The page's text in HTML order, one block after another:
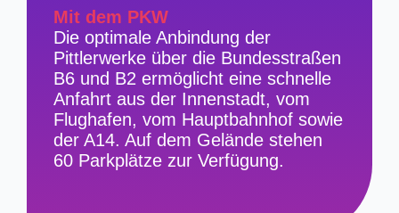
Mit dem PKW
Die optimale Anbindung der
Pittlerwerke über die Bundesstraßen
B6 und B2 ermöglicht eine schnelle
Anfahrt aus der Innenstadt, vom
Flughafen, vom Hauptbahnhof sowie
der A14. Auf dem Gelände stehen
60 Parkplätze zur Verfügung.